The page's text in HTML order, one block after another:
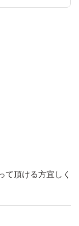
て頂ける方宜しく